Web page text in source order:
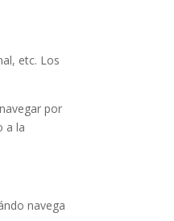
etc. Los
por
a la
navega